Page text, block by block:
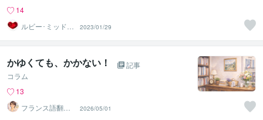
14
ルビー･ミッドナ
イト
2023/01/29
かゆくても、かかない！
記事
コラム
13
フランス語翻訳
者 遠藤ゆかり
2026/05/01